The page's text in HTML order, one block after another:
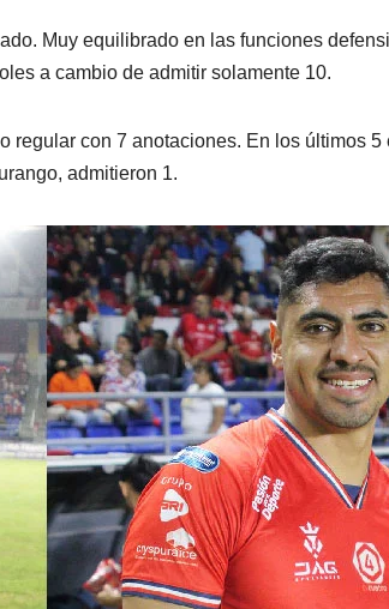
Muy equilibrado en las funciones
a cambio de admitir solamente 10.
regular con 7 anotaciones. En los últimos 5
admitieron 1.